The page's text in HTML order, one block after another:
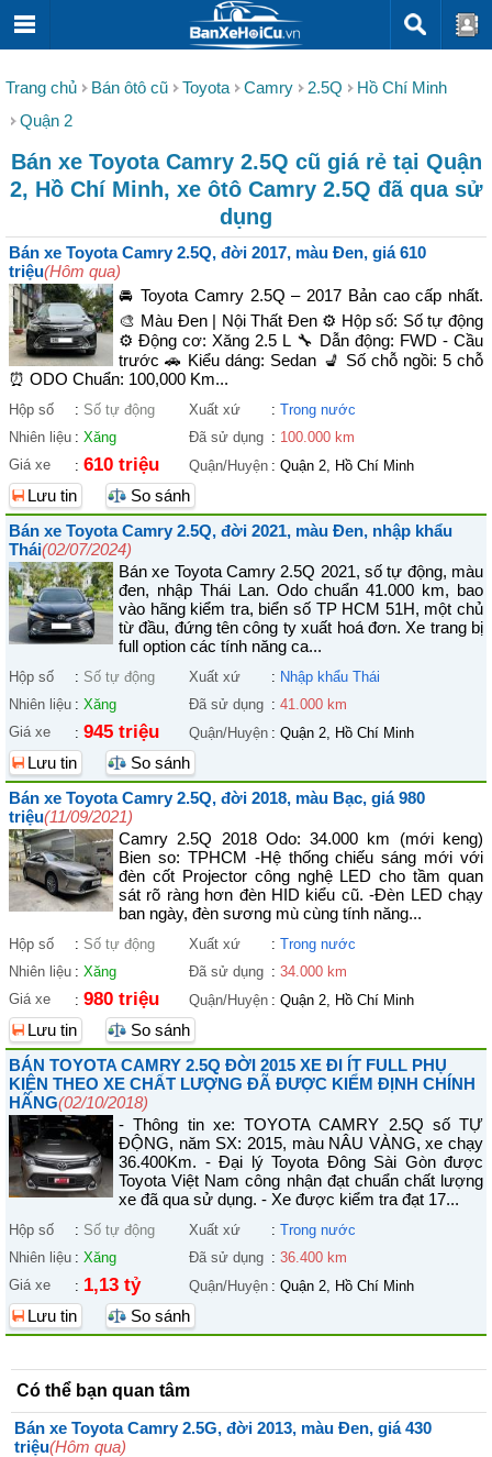
Trang chủ Bán ôtô cũ Toyota Camry 2.5Q
Hồ Chí Minh
Quận 2
Bán xe Toyota Camry 2.5Q cũ giá rẻ tại Quận
2, Hồ Chí Minh, xe ôtô Camry 2.5Q đã qua sử
dụng
Bán xe Toyota Camry 2.5Q, đời 2017, màu Đen, giá 610
triệu(Hôm qua)
🚘 Toyota Camry 2.5Q – 2017 Bản cao cấp nhất.
🎨 Màu Đen | Nội Thất Đen ⚙️ Hộp số: Số tự động
⚙️ Động cơ: Xăng 2.5 L 🔧 Dẫn động: FWD - Cầu
trước 🚗 Kiểu dáng: Sedan 💺 Số chỗ ngồi: 5 chỗ
⏰ ODO Chuẩn: 100,000 Km...
Hộp số : Số tự động Xuất xứ : Trong nước
Nhiên liệu : Xăng Đã sử dụng : 100.000 km
Giá xe
: 610 triệu Quận/Huyện : Quận 2, Hồ Chí Minh
Lưu tin
So sánh
Bán xe Toyota Camry 2.5Q, đời 2021, màu Đen, nhập khẩu
Thái(02/07/2024)
Bán xe Toyota Camry 2.5Q 2021, số tự động, màu
đen, nhập Thái Lan. Odo chuẩn 41.000 km, bao
vào hãng kiểm tra, biển số TP HCM 51H, một chủ
từ đầu, đứng tên công ty xuất hoá đơn. Xe trang bị
full option các tính năng ca...
Hộp số : Số tự động Xuất xứ : Nhập khẩu Thái
Nhiên liệu : Xăng Đã sử dụng : 41.000 km
Giá xe
: 945 triệu Quận/Huyện : Quận 2, Hồ Chí Minh
Lưu tin
So sánh
Bán xe Toyota Camry 2.5Q, đời 2018, màu Bạc, giá 980
triệu(11/09/2021)
Camry 2.5Q 2018 Odo: 34.000 km (mới keng)
Bien so: TPHCM -Hệ thống chiếu sáng mới với
đèn cốt Projector công nghệ LED cho tầm quan
sát rõ ràng hơn đèn HID kiểu cũ. -Đèn LED chạy
ban ngày, đèn sương mù cùng tính năng...
Hộp số : Số tự động Xuất xứ : Trong nước
Nhiên liệu : Xăng Đã sử dụng : 34.000 km
Giá xe
: 980 triệu Quận/Huyện : Quận 2, Hồ Chí Minh
Lưu tin
So sánh
BÁN TOYOTA CAMRY 2.5Q ĐỜI 2015 XE ĐI ÍT FULL PHỤ
KIỆN THEO XE CHẤT LƯỢNG ĐÃ ĐƯỢC KIỂM ĐỊNH CHÍNH
HÃNG(02/10/2018)
- Thông tin xe: TOYOTA CAMRY 2.5Q số TỰ
ĐỘNG, năm SX: 2015, màu NÂU VÀNG, xe chạy
36.400Km. - Đại lý Toyota Đông Sài Gòn được
Toyota Việt Nam công nhận đạt chuẩn chất lượng
xe đã qua sử dụng. - Xe được kiểm tra đạt 17...
Hộp số : Số tự động Xuất xứ : Trong nước
Nhiên liệu : Xăng Đã sử dụng : 36.400 km
Giá xe
: 1,13 tỷ Quận/Huyện : Quận 2, Hồ Chí Minh
Lưu tin So sánh
Có thể bạn quan tâm
Bán xe Toyota Camry 2.5G, đời 2013, màu Đen, giá 430
triệu(Hôm qua)